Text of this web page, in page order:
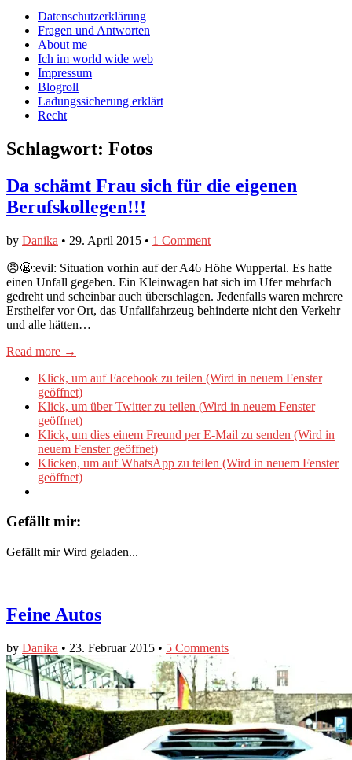
Facebook
anzeigen
Twitter
anzeigen
auf
Instagram
anzeigen
Main
menu
Skip
content
Datenschutzerklärung
Fragen und Antworten
About me
Ich im world wide web
Impressum
Blogroll
Ladungssicherung erklärt
Recht
Schlagwort: Fotos
Da schämt Frau sich für die eigenen
Berufskollegen!!!
by Danika • 29. April 2015 • 1 Comment
😠😬:evil: Situation vorhin auf der A46 Höhe Wuppertal. Es hatte
einen Unfall gegeben. Ein Kleinwagen hat sich im Ufer mehrfach
gedreht und scheinbar auch überschlagen. Jedenfalls waren mehrere
Ersthelfer vor Ort, das Unfallfahrzeug behinderte nicht den Verkehr
und alle hätten…
Read more →
Klick, um auf Facebook zu teilen (Wird in neuem Fenster
geöffnet)
Klick, um über Twitter zu teilen (Wird in neuem Fenster
geöffnet)
Klick, um dies einem Freund per E-Mail zu senden (Wird in
neuem Fenster geöffnet)
Klicken, um auf WhatsApp zu teilen (Wird in neuem Fenster
geöffnet)
Gefällt mir:
Gefällt mir Wird geladen...
Feine Autos
by Danika • 23. Februar 2015 • 5 Comments